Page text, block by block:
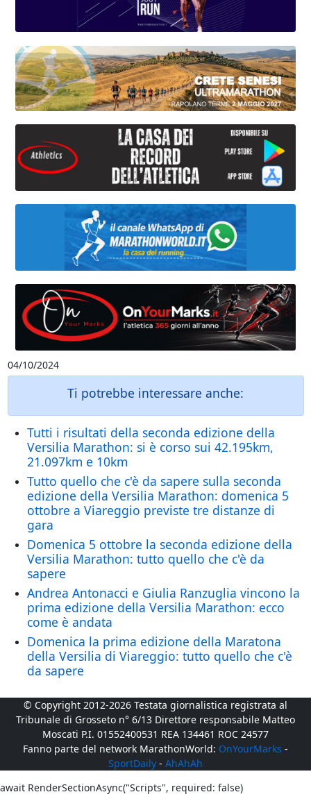
04/10/2024
Ti potrebbe interessare anche:
Tutti i risultati della seconda edizione della
Versilia Marathon: si è corso sui 42.195km,
21.097km e 10km
Tutto quello che c'è da sapere sulla seconda
edizione della Versilia Marathon: domenica 5
ottobre a Viareggio previste tre distanze di
gara
Domenica 5 ottobre la seconda edizione della
Versilia Marathon: tutto quello che c'è da
sapere
Andrea Antonacci e Giulia Ranzuglia vincono la
prima edizione della Versilia Marathon: ecco
come è andata
Domenica la prima edizione della Maratona
della Versilia di Viareggio: tutto quello che c'è
da sapere
© Copyright 2012-2026 Testata giornalistica registrata al
Tribunale di Grosseto n° 6/13 Direttore responsabile Matteo
Moscati P.I. 01552400531 REA 134461 ROC 24577
Fanno parte del network MarathonWorld: OnYourMarks -
SportDaily - AhAhAh
await RenderSectionAsync("Scripts", required: false)